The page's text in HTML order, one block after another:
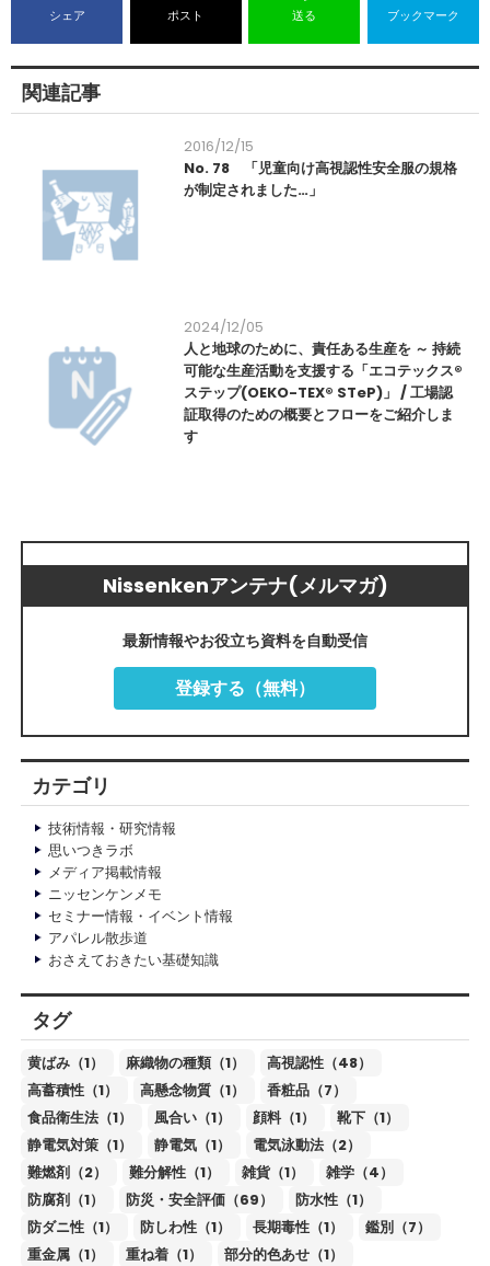
シェア ポスト 送る ブックマーク
関連記事
2016/12/15
No. 78 「児童向け高視認性安全服の規格
が制定されました…」
2024/12/05
人と地球のために、責任ある生産を ～ 持続
可能な生産活動を支援する「エコテックス®
ステップ(OEKO-TEX® STeP)」 / 工場認
証取得のための概要とフローをご紹介しま
す
Nissenkenアンテナ(メルマガ)
最新情報やお役立ち資料を自動受信
登録する（無料）
カテゴリ
技術情報・研究情報
思いつきラボ
メディア掲載情報
ニッセンケンメモ
セミナー情報・イベント情報
アパレル散歩道
おさえておきたい基礎知識
タグ
黄ばみ（1） 麻織物の種類（1）
高視認性（48）
高蓄積性（1）
高懸念物質（1）
香粧品（7）
食品衛生法（1）
風合い（1） 顔料（1）
靴下（1）
静電気対策（1）
静電気（1）
電気泳動法（2）
難燃剤（2）
難分解性（1） 雑貨（1）
雑学（4）
防腐剤（1）
防災・安全評価（69）
防水性（1）
防ダニ性（1）
防しわ性（1） 長期毒性（1）
鑑別（7）
重金属（1）
重ね着（1）
部分的色あせ（1）